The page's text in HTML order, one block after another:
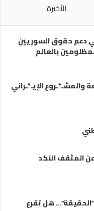
الأخيرة
دعم حقوق السوريين
بالعالم
والمشـ*ـروع الإيـ*ـراني
المثقف النكد
هل تقرع